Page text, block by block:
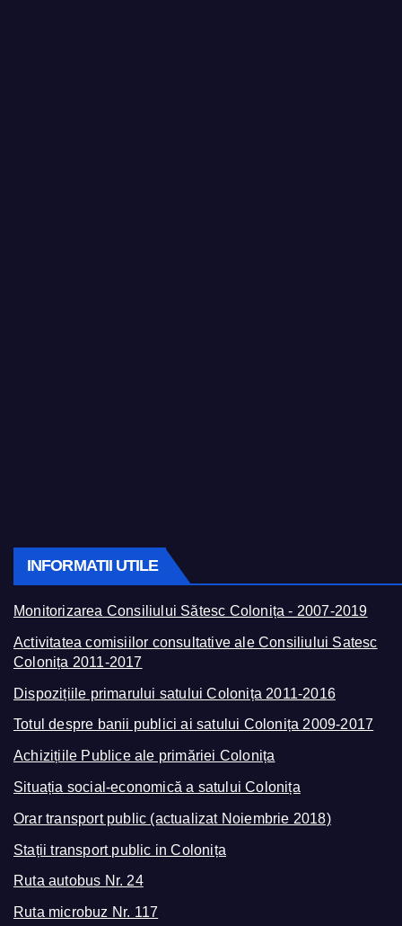
INFORMATII UTILE
Monitorizarea Consiliului Sătesc Colonița - 2007-2019
Activitatea comisiilor consultative ale Consiliului Satesc
Colonița 2011-2017
Dispozițiile primarului satului Colonița 2011-2016
Totul despre banii publici ai satului Colonița 2009-2017
Achizițiile Publice ale primăriei Colonița
Situația social-economică a satului Colonița
Orar transport public (actualizat Noiembrie 2018)
Stații transport public in Colonița
Ruta autobus Nr. 24
Ruta microbuz Nr. 117